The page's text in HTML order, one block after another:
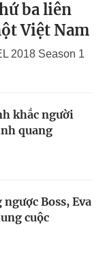
ba liên
Việt Nam
2018 Season 1
khắc người
quang
Boss, Eva
cuộc